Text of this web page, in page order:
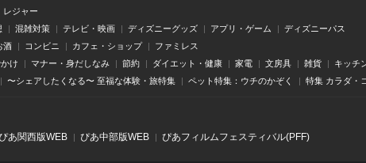
レジャー
混雑対策 テレビ・映画 ディズニーグッズ アプリ・ゲーム ディズニーパス
酒 コンビニ カフェ・ショップ ファミレス
け マナー・身だしなみ 節約 ダイエット・健康 家電 文房具 雑貨 キッチ
〜シェアしたくなる〜 至福な体験・旅特集 ペット特集：ウチのかぞく 特集 カラダ・
あ関⻄版WEB ぴあ中部版WEB ぴあフィルムフェスティバル(PFF)